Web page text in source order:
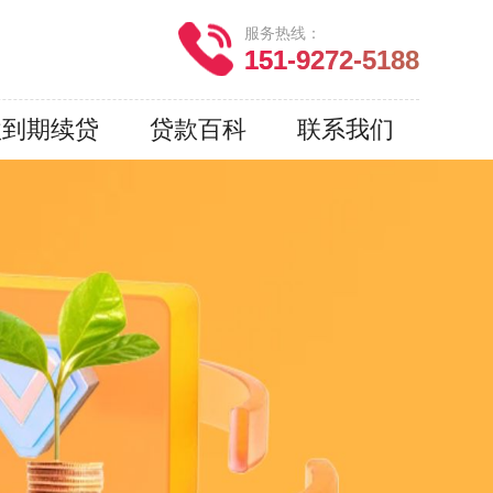
服务热线：
151-9272-5188
期续贷 贷款百科 联系我们